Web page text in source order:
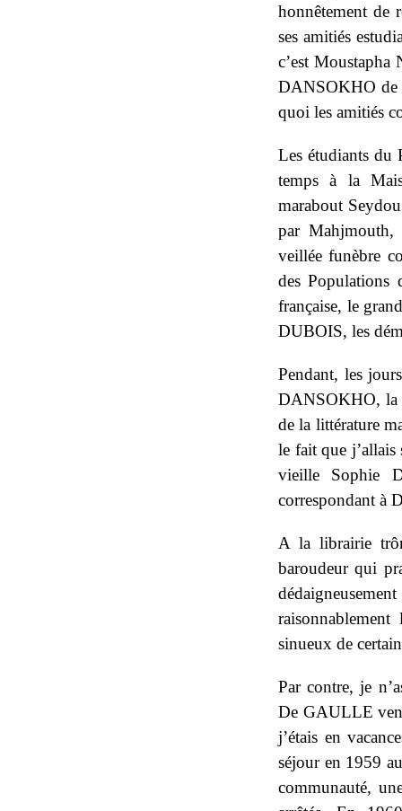
honnêtement de
ses amitiés
c’est Moustapha
DANSOKHO de
quoi les amitiés
Les étudiants du
temps à la
marabout
par Mahjmouth,
veillée funèbre
des Populations
française, le
DUBOIS, les
Pendant, les
DANSOKHO, la
de la littérature
le fait que
vieille Sophie
correspondant à
A la librairie
baroudeur qui
sinueux de
Par contre, je
De GAULLE
j’étais en
séjour en 1959
communauté,